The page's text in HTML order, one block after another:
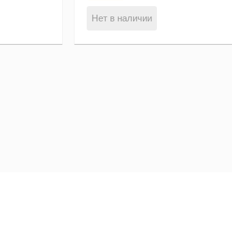
Нет в наличии